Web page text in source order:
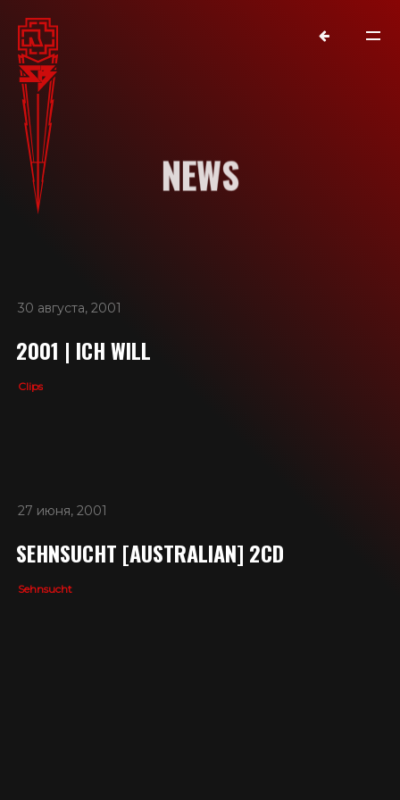
NEWS
30 августа, 2001
2001 | ICH WILL
Clips
27 июня, 2001
SEHNSUCHT [AUSTRALIAN] 2CD
Sehnsucht